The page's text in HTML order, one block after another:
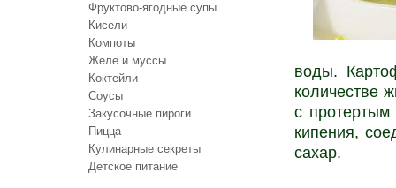
Фруктово-ягодные супы
Кисели
Компоты
Желе и муссы
Коктейли
Соусы
Закусочные пироги
Пицца
Кулинарные секреты
Детское питание
воды.
количестве
с
кипения,
сахар.